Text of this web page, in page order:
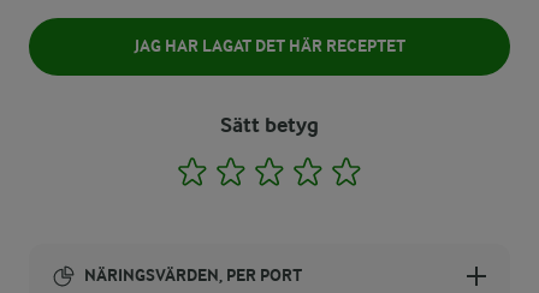
JAG HAR LAGAT DET HÄR RECEPTET
Sätt betyg
1 2 3 4
NÄRINGSVÄRDEN, PER PORT